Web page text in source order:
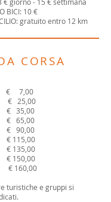
BICI: 10 €
gratuito entro 12 km
CORSA
7,00
€ 25,00
35,00
65,00
90,00
160,00
turistiche e gruppi si